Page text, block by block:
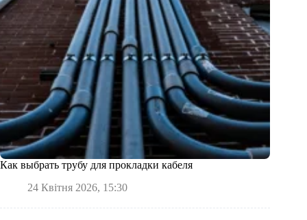
Как выбрать трубу для прокладки кабеля
24 Квітня 2026, 15:30